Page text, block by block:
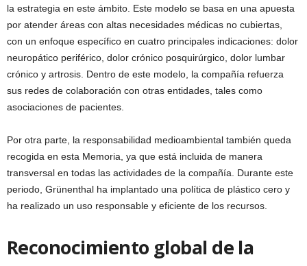
la estrategia en este ámbito. Este modelo se basa en una apuesta
por atender áreas con altas necesidades médicas no cubiertas,
con un enfoque específico en cuatro principales indicaciones: dolor
neuropático periférico, dolor crónico posquirúrgico, dolor lumbar
crónico y artrosis. Dentro de este modelo, la compañía refuerza
sus redes de colaboración con otras entidades, tales como
asociaciones de pacientes.
Por otra parte, la responsabilidad medioambiental también queda
recogida en esta Memoria, ya que está incluida de manera
transversal en todas las actividades de la compañía. Durante este
periodo, Grünenthal ha implantado una política de plástico cero y
ha realizado un uso responsable y eficiente de los recursos.
Reconocimiento global de la